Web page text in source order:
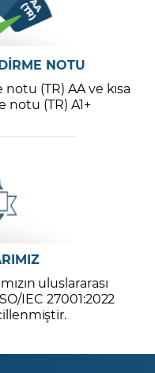
NOTU
(TR) AA ve kısa
(TR) A1+
uluslararası
IEC 27001:2022